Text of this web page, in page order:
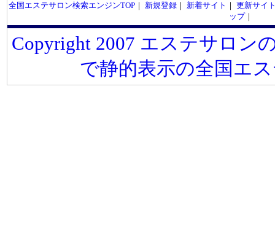
全国エステサロン検索エンジンTOP｜ 新規登録｜ 新着サイト ｜ 更新サイ
ップ｜
Copyright 2007 エステサロン
で静的表示の全国エ